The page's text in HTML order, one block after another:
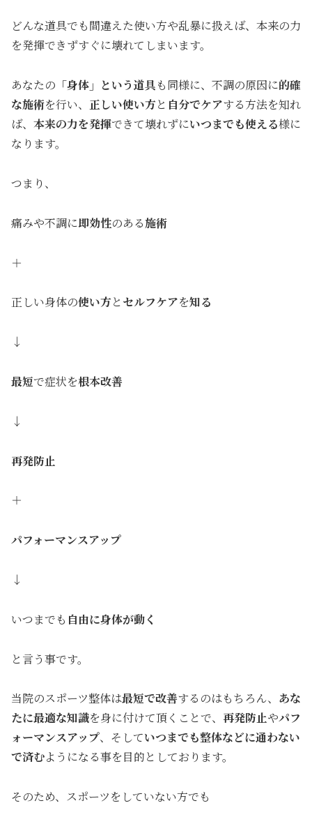
どんな道具でも間違えた使い方や乱暴に扱えば、本来の力
を発揮できずすぐに壊れてしまいます。
あなたの 「身体」という道具も同様に、不調の原因に的確
な施術を行い、 正しい使い方と 自分でケアする方法を知れ
ば、 本来の力を発揮できて壊れずにいつまでも使える様に
なります。
つまり、
痛みや不調に即効性のある施術
＋
正しい身体の使い方とセルフケアを知る
↓
最短で症状を根本改善
↓
再発防止
＋
パフォーマンスアップ
↓
いつまでも 自由に身体が動く
と言う事です。
当院のスポーツ整体は最短で改善するのはもちろん、 あな
たに最適な知識を身に付けて頂くことで、 再発防止やパフ
ォーマンスアップ、そしていつまでも整体などに通わない
で済むようになる事を目的としております。
そのため、スポーツをしていない方でも